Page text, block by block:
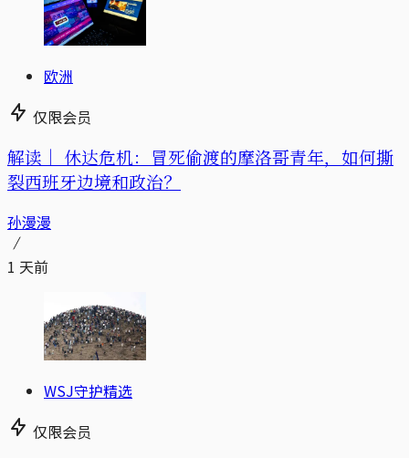
欧洲
仅限会员
解读｜ 休达危机：冒死偷渡的摩洛哥青年，如何撕
裂西班牙边境和政治？
孙漫漫
1 天前
WSJ守护精选
仅限会员